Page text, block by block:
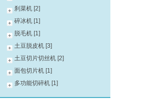
刹菜机 [2]
碎冰机 [1]
脱毛机 [1]
土豆脱皮机 [3]
土豆切片切丝机 [2]
面包切片机 [1]
多功能切碎机 [1]